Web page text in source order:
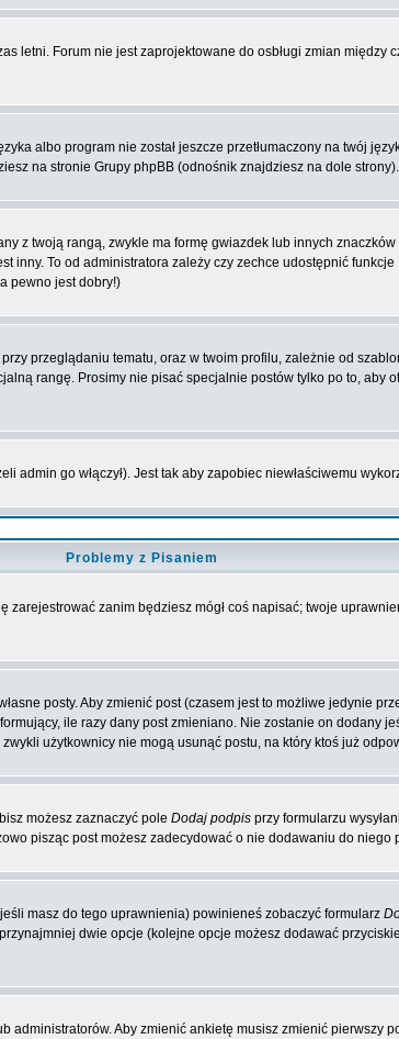
letni. Forum nie jest zaprojektowane do osbługi zmian
albo program nie został jeszcze przetłumaczony na twój
na stronie Grupy phpBB (odnośnik znajdziesz na dole strony).
z twoją rangą, zwykle ma formę gwiazdek lub innych
inny. To od administratora zależy czy zechce udostępnić
pewno jest dobry!)
przeglądaniu tematu, oraz w twoim profilu, zależnie od
rangę. Prosimy nie pisać specjalnie postów tylko po to,
go włączył). Jest tak aby zapobiec niewłaściwemu
Problemy z Pisaniem
zanim będziesz mógł coś napisać; twoje
posty. Aby zmienić post (czasem jest to możliwe jedynie
ile razy dany post zmieniano. Nie zostanie on dodany
użytkownicy nie mogą usunąć postu, na który ktoś już
możesz zaznaczyć pole Dodaj podpis przy formularzu
pisząc post możesz zadecydować o nie dodawaniu do
masz do tego uprawnienia) powinieneś zobaczyć formularz
dwie opcje (kolejne opcje możesz dodawać
Aby zmienić ankietę musisz zmienić pierwszy